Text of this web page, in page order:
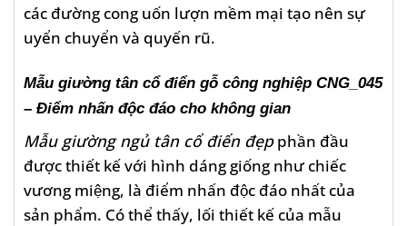
các đường cong uốn lượn mềm mại tạo nên sự
uyển chuyển và quyến rũ.
Mẫu giường tân cổ điển gỗ công nghiệp CNG_045
– Điểm nhấn độc đáo cho không gian
Mẫu giường ngủ tân cổ điển đẹpphần đầu
được thiết kế với hình dáng giống như chiếc
vương miệng, là điểm nhấn độc đáo nhất của
sản phẩm. Có thể thấy, lối thiết kế của mẫu